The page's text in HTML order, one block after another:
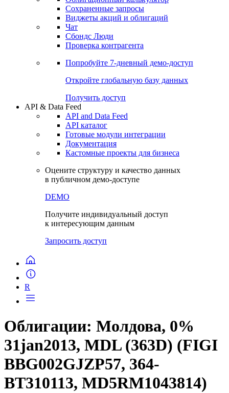
Сохраненные запросы
Виджеты акций и облигаций
Чат
Сбондс Люди
Проверка контрагента
Попробуйте 7-дневный демо-доступ
Откройте глобальную базу данных
Получить доступ
API & Data Feed
API and Data Feed
API каталог
Готовые модули интеграции
Документация
Кастомные проекты для бизнеса
Оцените структуру и качество данных
в публичном демо-доступе
DEMO
Получите индивидуальный доступ
к интересующим данным
Запросить доступ
R
Облигации: Молдова, 0%
31jan2013, MDL (363D) (FIGI
BBG002GJZP57, 364-
BT310113, MD5RM1043814)